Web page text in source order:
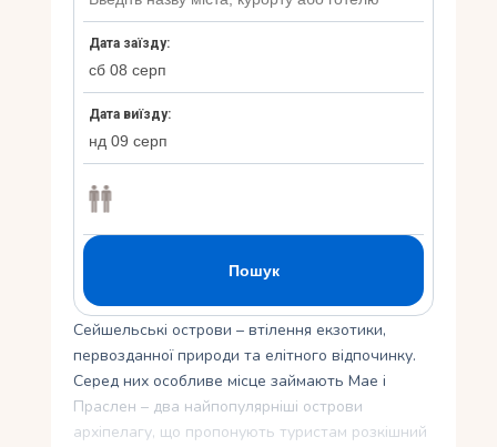
Сейшельські острови – втілення екзотики,
первозданної природи та елітного відпочинку.
Серед них особливе місце займають Мае і
Праслен – два найпопулярніші острови
архіпелагу, що пропонують туристам розкішний